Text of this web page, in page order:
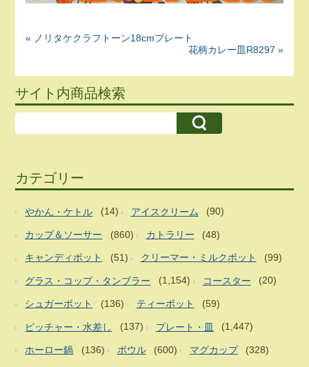
« ノリタケクラフトーン18cmプレート
花柄カレー皿R8297 »
サイト内商品検索
カテゴリー
やかん・ケトル (14) アイスクリーム (90)
カップ＆ソーサー (860) カトラリー (48)
キャンディポット (51) クリーマー・ミルクポット (99)
グラス・コップ・タンブラー (1,154) コースター (20)
シュガーポット (136) ティーポット (59)
ピッチャー・水差し (137) プレート・皿 (1,447)
ホーロー鍋 (136) ボウル (600) マグカップ (328)